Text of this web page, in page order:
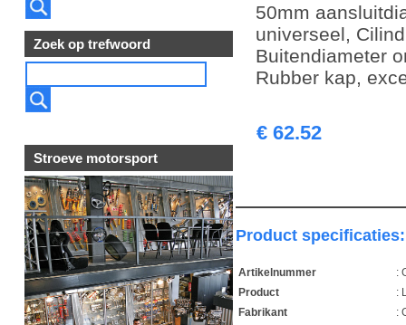
Zoek op trefwoord
Stroeve motorsport
50mm
universeel,
Buitendiameter
Rubber kap,
€ 62.52
Product specificaties:
Artikelnummer
:
Product
:
Fabrikant
: